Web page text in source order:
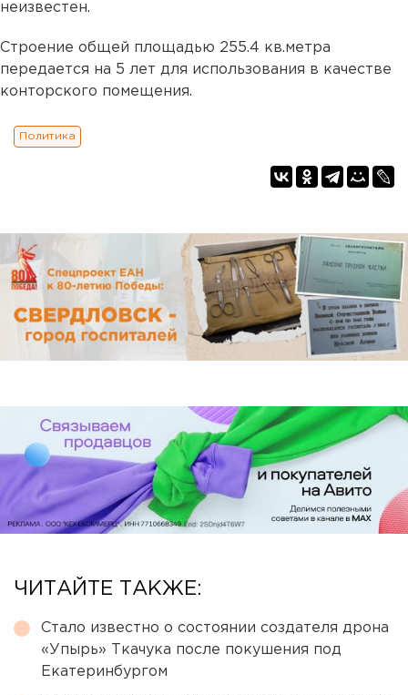
неизвестен.
Строение общей площадью 255.4 кв.метра
передается на 5 лет для использования в качестве
конторского помещения.
Политика
ЧИТАЙТЕ ТАКЖЕ:
Стало известно о состоянии создателя дрона
«Упырь» Ткачука после покушения под
Екатеринбургом